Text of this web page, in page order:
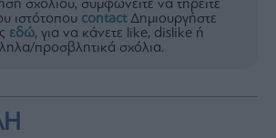
σχολίου, συμφωνείτε να τηρείτε
ιστότοπου contactΔημιουργήστε
εδώ, για να κάνετε like, dislike ή
προσβλητικά σχόλια.